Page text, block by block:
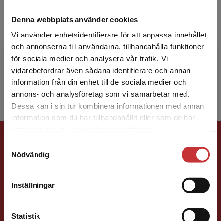
Denna webbplats använder cookies
Vi använder enhetsidentifierare för att anpassa innehållet
och annonserna till användarna, tillhandahålla funktioner
för sociala medier och analysera vår trafik. Vi
vidarebefordrar även sådana identifierare och annan
information från din enhet till de sociala medier och
annons- och analysföretag som vi samarbetar med.
Dessa kan i sin tur kombinera informationen med annan
information som du har tillhandahållit eller som de har
Nödvändig
Inställningar
Statistik
Begränsad fraktregion
Det verkar som att du besöker
studentlitteratur.se via en enhet utanför Sverige.
Vi erbjuder inte leveranser utanför Sverige. För
att kunna slutföra ett köp måste
Gunnar Bergström
Gunnar Bergström har arbetat i många år som
handledare och metodutvecklare inom
socialtjänst och kriminalvård samt som alkohol-
och drogterapeut. H...
Förlagskontakt